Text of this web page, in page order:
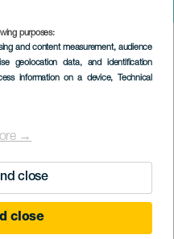
purposes:
and content measurement, audience
geolocation data, and identification
information on a device, Technical
→
close
close